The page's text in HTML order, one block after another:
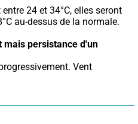
24 et 34°C, elles seront
au-dessus de la normale.
mais persistance d'un